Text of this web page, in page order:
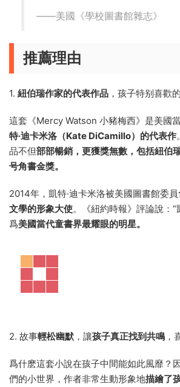
——美國《學校圖書館雜志》
推薦理由
1. 紐伯瑞作家的代表作品 ，孩子特别喜歡的
這套《Mercy Watson 小豬梅西》是美國
特·迪卡米洛（Kate DiCamillo）的代表作
品不但部部暢銷，更獲獎無數，包括紐伯
号角書金獎。
2014年，凱特·迪卡米洛被美國圖書館委
文學的形象大使。《紐約時報》評論說：“
爲美國當代童書界最耀眼的明星。
2. 故事輕松幽默 ，讓孩子真正找到共鳴 ，
爲什麽這套小說在孩子中間能如此風靡？
們的小世界，作者非常生動形象地描繪了